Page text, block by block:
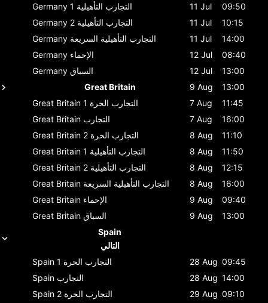
Germany
التجارب التأهيلية 1 11 Jul
09:50
Germany
التجارب التأهيلية 2 11 Jul
10:15
Germany التجارب التأهيلية السريعة 11 Jul
14:00
Germany الإحماء 12 Jul
08:40
Germany السباق 12 Jul
13:00
Great Britain
9 Aug
13:00
Great Britain
التجارب الحرة 1 7 Aug
11:45
Great Britain التجارب 7 Aug
16:00
Great Britain
التجارب الحرة 2 8 Aug
11:10
Great Britain
التجارب التأهيلية 1 8 Aug
11:50
Great Britain
التجارب التأهيلية 2 8 Aug
12:15
Great Britain التجارب التأهيلية السريعة 8 Aug
16:00
Great Britain الإحماء 9 Aug
09:40
Great Britain السباق 9 Aug
13:00
Spain
التالي
Spain
التجارب الحرة 1 28 Aug 09:45
Spain التجارب 28 Aug 14:00
Spain
التجارب الحرة 2 29 Aug 09:10